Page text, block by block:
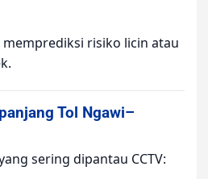
memprediksi risiko licin atau
Tol Ngawi–
sering dipantau CCTV: